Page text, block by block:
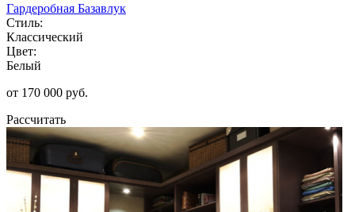
Гардеробная Базавлук
Стиль:
Классический
Цвет:
Белый
от 170 000 руб.
Рассчитать